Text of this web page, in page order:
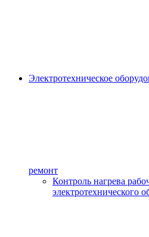
Электротехническое
ремонт
Контроль нагрева
электротехнического